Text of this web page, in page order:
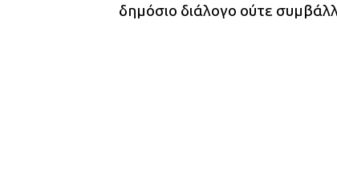
δημόσιο διάλογο ούτε